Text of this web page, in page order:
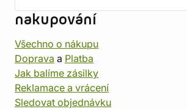
nakupování
Všechno o nákupu
Doprava a Platba
Jak balíme zásilky
Reklamace a vrácení
Sledovat objednávku